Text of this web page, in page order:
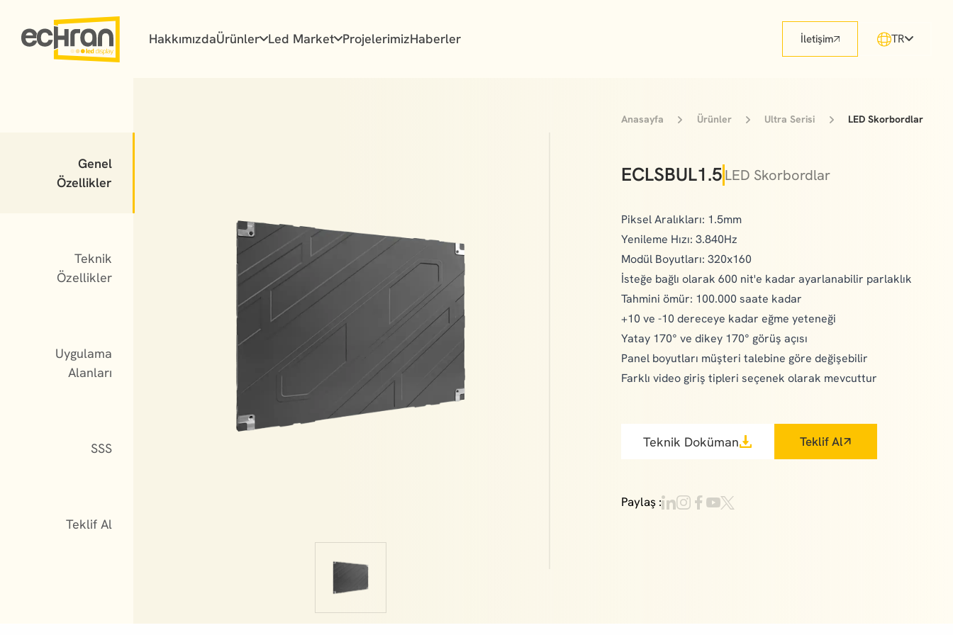
HakkımızdaÜrünler Led Market ProjelerimizHaberler TR
İletişim
Genel
Özellikler
Teknik
Özellikler
Uygulama
Alanları
SSS
Teklif Al
Anasayfa Ürünler Ultra Serisi LED Skorbordlar
ECLSBUL1.5LED Skorbordlar
Piksel Aralıkları: 1.5mm
Yenileme Hızı: 3.840Hz
Modül Boyutları: 320x160
İsteğe bağlı olarak 600 nit'e kadar ayarlanabilir parlaklık
Tahmini ömür: 100.000 saate kadar
+10 ve -10 dereceye kadar eğme yeteneği
Yatay 170° ve dikey 170° görüş açısı
Panel boyutları müşteri talebine göre değişebilir
Farklı video giriş tipleri seçenek olarak mevcuttur
Teknik Doküman Teklif Al
Paylaş :